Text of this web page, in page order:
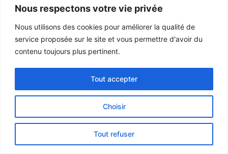
Nous respectons votre vie privée
Nous utilisons des cookies pour améliorer la qualité de
service proposée sur le site et vous permettre d'avoir du
contenu toujours plus pertinent.
Choisir
Tout refuser
Tout accepter
gardant la table légère, en protégeant le sol aux
bons endroits et en lançant un nettoyage
express au bon moment, tu profites vraiment de
tes invités. Le tapis de cuisine
quelques gestes anticipés, et tu passes d’une
raclette « chantier » à une raclette conviviale,
chaleureuse, dont tu te souviens pour les
conversations… pas pour les taches.